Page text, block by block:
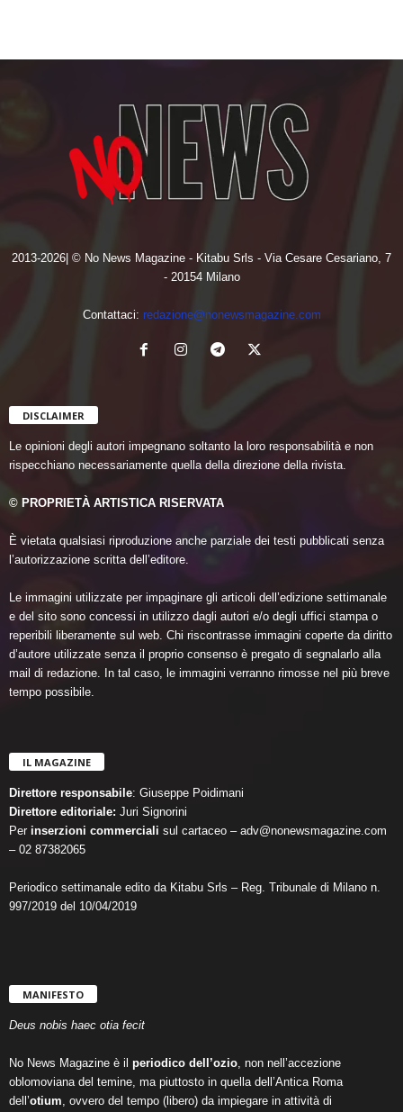
2013-2026| © No News Magazine - Kitabu Srls - Via Cesare Cesariano, 7
- 20154 Milano
Contattaci: redazione@nonewsmagazine.com
DISCLAIMER
Le opinioni degli autori impegnano soltanto la loro responsabilità e non
rispecchiano necessariamente quella della direzione della rivista.
© PROPRIETÀ ARTISTICA RISERVATA
È vietata qualsiasi riproduzione anche parziale dei testi pubblicati senza
l’autorizzazione scritta dell’editore.
Le immagini utilizzate per impaginare gli articoli dell’edizione settimanale
e del sito sono concessi in utilizzo dagli autori e/o degli uffici stampa o
reperibili liberamente sul web. Chi riscontrasse immagini coperte da diritto
d’autore utilizzate senza il proprio consenso è pregato di segnalarlo alla
mail di redazione. In tal caso, le immagini verranno rimosse nel più breve
tempo possibile.
IL MAGAZINE
Direttore responsabile: Giuseppe Poidimani
Direttore editoriale: Juri Signorini
Per inserzioni commerciali sul cartaceo – adv@nonewsmagazine.com
– 02 87382065
Periodico settimanale edito da Kitabu Srls – Reg. Tribunale di Milano n.
997/2019 del 10/04/2019
MANIFESTO
Deus nobis haec otia fecit
No News Magazine è il periodico dell’ozio, non nell’accezione
oblomoviana del temine, ma piuttosto in quella dell’Antica Roma
dell’otium, ovvero del tempo (libero) da impiegare in attività di